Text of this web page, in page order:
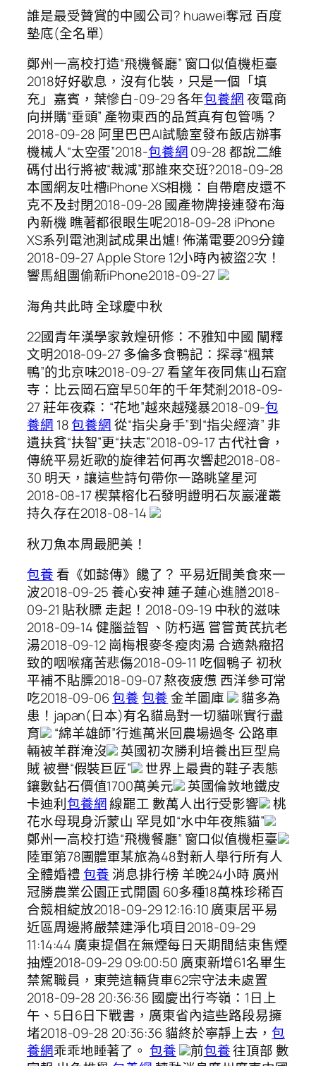
誰是最受贊賞的中國公司? huawei奪冠 百度
墊底(全名單)
鄭州一高校打造“飛機餐廳” 窗口似值機柜臺
2018好好歇息，沒有化裝，只是一個「填
充」嘉賓，葉慘白-09-29 各年包養網夜電商
向拼購“垂頭” 產物東西的品質真有包管嗎？
2018-09-28 阿里巴巴AI試驗室發布飯店辦事
機械人“太空蛋”2018-包養網09-28 都說二維
碼付出行將被“裁減”那誰來交班?2018-09-28
本國網友吐槽iPhone XS相機：自帶磨皮還不
克不及封閉2018-09-28 國產物牌接連發布海
內新機 瞧著都很眼生呢2018-09-28 iPhone
XS系列電池測試成果出爐! 佈滿電要209分鐘
2018-09-27 Apple Store 12小時內被盜2次！
響馬組團偷新iPhone2018-09-27
海角共此時 全球慶中秋
22國青年漢學家敦煌研修：不雅知中國 闡釋
文明2018-09-27 多倫多食鴨記：探尋“楓葉
鴨”的北京味2018-09-27 看望年夜同焦山石窟
寺：比云岡石窟早50年的千年梵剎2018-09-
27 莊年夜森：“花地”越來越殘暴2018-09-包
養網 18包養網從“指尖身手”到“指尖經濟” 非
遺扶貧“扶智”更“扶志”2018-09-17 古代社會，
傳統平易近歌的旋律若何再次響起2018-08-
30 明天，讓這些詩句帶你一路眺望星河
2018-08-17 楔葉榕化石發明證明石灰巖灌叢
持久存在2018-08-14
秋刀魚本周最肥美！
包養看《如懿傳》饞了？ 平易近間美食來一
波2018-09-25 養心安神 蓮子蓮心進膳2018-
09-21 貼秋膘 走起！2018-09-19 中秋的滋味
2018-09-14 健腦益智 、防朽邁 嘗嘗黃芪抗老
湯2018-09-12 崗梅根麥冬瘦肉湯 合適熱癥招
致的咽喉痛苦悲傷2018-09-11 吃個鴨子 初秋
平補不貼膘2018-09-07 熬夜疲憊 西洋參可常
吃2018-09-06包養包養金羊圖庫
貓多為
患！japan(日本)有名貓島對一切貓咪實行盡
育
“綿羊雄師”行進萬米回農場過冬 公路車
輛被羊群淹沒
英國初次勝利培養出巨型烏
賊 被譽“假裝巨匠”
世界上最貴的鞋子表態
鑲數鉆石價值1700萬美元
英國倫敦地鐵皮
卡迪利包養網線罷工 數萬人出行受影響
桃
花水母現身沂蒙山 罕見如“水中年夜熊貓”
鄭州一高校打造“飛機餐廳” 窗口似值機柜臺
陸軍第78團體軍某旅為48對新人舉行所有人
全體婚禮包養消息排行榜 羊晚24小時 廣州
冠勝農業公園正式開園 60多種18萬株珍稀百
合競相綻放2018-09-29 12:16:10 廣東居平易
近區周邊將嚴禁建淨化項目2018-09-29
11:14:44 廣東提倡在無煙每日天期間結束售煙
抽煙2018-09-29 09:00:50 廣東新增61名畢生
禁駕職員，東莞這輛貨車62宗守法未處置
2018-09-28 20:36:36 國慶出行岑嶺：1日上
午、5日6日下戰書，廣東省內這些路段易擁
堵2018-09-28 20:36:36 貓終於寧靜上去，包
養網乖乖地睡著了。包養 前包養往頂部 數